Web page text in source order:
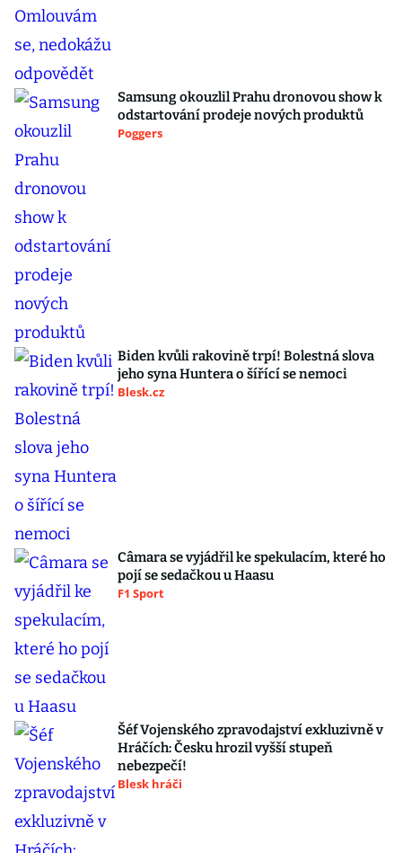
Samsung okouzlil Prahu dronovou show k
odstartování prodeje nových produktů
Poggers
Biden kvůli rakovině trpí! Bolestná slova
jeho syna Huntera o šířící se nemoci
Blesk.cz
Câmara se vyjádřil ke spekulacím, které ho
pojí se sedačkou u Haasu
F1 Sport
Šéf Vojenského zpravodajství exkluzivně v
Hráčích: Česku hrozil vyšší stupeň
nebezpečí!
Blesk hráči